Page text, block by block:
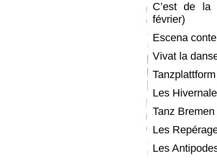
C’est de la
février)
Escena
Vivat la
Les
Tanz
Les
Les